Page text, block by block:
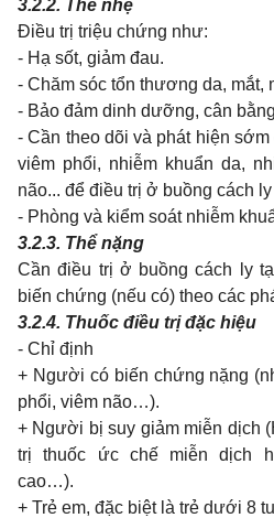
3.2.2. Thể nhẹ
Điều trị triệu chứng như:
- Hạ sốt, giảm đau.
- Chăm sóc tổn thương da, mắt,
- Bảo đảm dinh dưỡng, cân
- Cần theo dõi và phát hiện
viêm phổi, nhiễm khuẩn da,
não... để điều trị ở buồng cách
- Phòng và kiểm soát nhiễm
3.2.3. Thể nặng
Cần điều trị ở buồng cách ly
biến chứng (nếu có) theo các
3.2.4. Thuốc điều trị đặc hiệu
- Chỉ định
+ Người có biến chứng nặng
phổi, viêm não…).
+ Người bị suy giảm miễn dịch
trị thuốc ức chế miễn dịch
cao…).
+ Trẻ em, đặc biệt là trẻ dưới 8